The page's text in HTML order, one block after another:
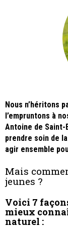
Nous n’héritons
l’empruntons à
Antoine de Saint-
prendre soin de
agir ensemble
Mais
jeunes ?
Voici 7
mieux
naturel :